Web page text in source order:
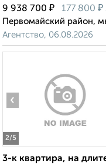
9 938 700 ₽ 177 800 ₽
Первомайский район,
Агентство, 06.08.2026
2/5
‹
3-к квартира, на